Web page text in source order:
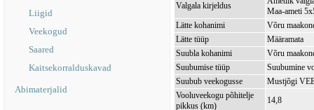
Liigid
Veekogud
Saared
Kaitsekorralduskavad
Abimaterjalid
Valgala kirjeldus
Maa-ameti
Lätte kohanimi
Võru
Lätte tüüp
Määramata
Suubla kohanimi
Võru
Suubumise tüüp
Suubumine
Suubub veekogusse
Mustjõgi
Vooluveekogu põhitelje
pikkus (km)
14,8